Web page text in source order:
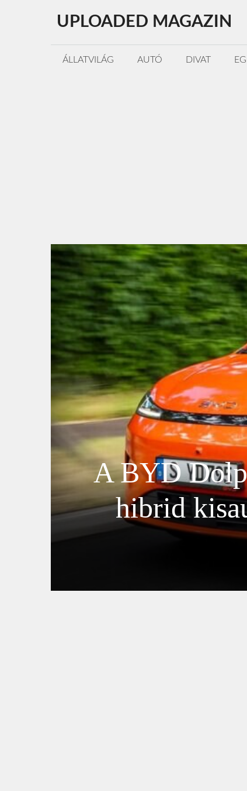
tartalomba
UPLOADED MAGAZIN
ÁLLATVILÁG AUTÓ DIVAT
A BYD
hibrid